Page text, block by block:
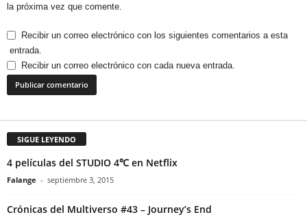
la próxima vez que comente.
Recibir un correo electrónico con los siguientes comentarios a esta
entrada.
Recibir un correo electrónico con cada nueva entrada.
SIGUE LEYENDO
4 películas del STUDIO 4℃ en Netflix
Falange - septiembre 3, 2015
Crónicas del Multiverso #43 – Journey’s End